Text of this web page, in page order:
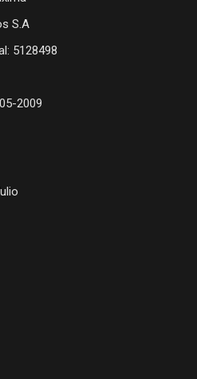
S.A
5128498
2009